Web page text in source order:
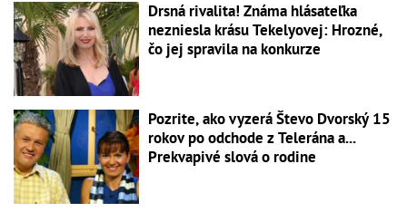
Drsná rivalita! Známa hlásateľka
nezniesla krásu Tekelyovej: Hrozné,
čo jej spravila na konkurze
Pozrite, ako vyzerá Števo Dvorský 15
rokov po odchode z Telerána a...
Prekvapivé slová o rodine